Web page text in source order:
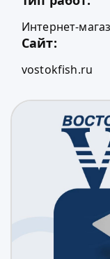
Интернет-
Сайт:
vostokfish.ru